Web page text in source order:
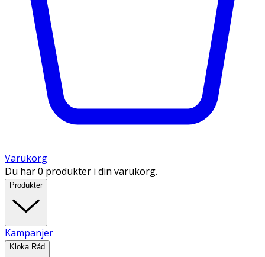
Varukorg
Du har 0 produkter i din varukorg.
Produkter
Kampanjer
Kloka Råd